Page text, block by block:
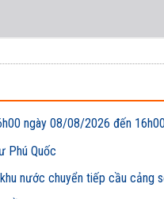
ngày 08/08/2026 đến
Phú Quốc
nước chuyển tiếp cầu cảng